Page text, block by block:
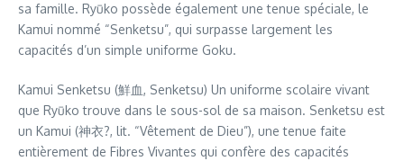
sa famille. Ryūko possède également une tenue spéciale, le
Kamui nommé “Senketsu”, qui surpasse largement les
capacités d’un simple uniforme Goku.
Kamui Senketsu (鮮血, Senketsu) Un uniforme scolaire vivant
que Ryūko trouve dans le sous-sol de sa maison. Senketsu est
un Kamui (神衣?, lit. “Vêtement de Dieu”), une tenue faite
entièrement de Fibres Vivantes qui confère des capacités